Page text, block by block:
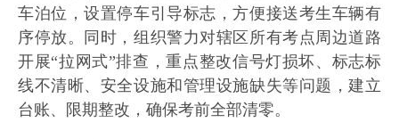
车泊位，设置停车引导标志，方便接送考生车辆有
序停放。同时，组织警力对辖区所有考点周边道路
开展“拉网式”排查，重点整改信号灯损坏、标志标
线不清晰、安全设施和管理设施缺失等问题，建立
台账、限期整改，确保考前全部清零。